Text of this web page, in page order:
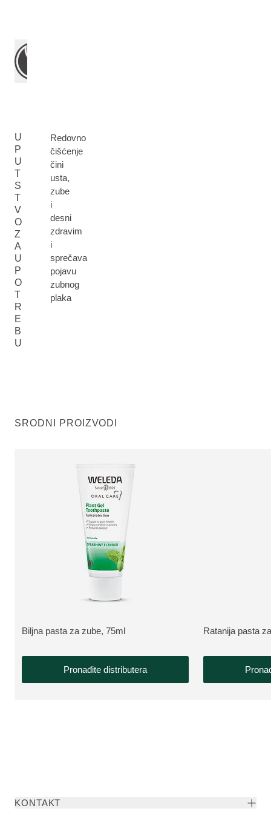
U
P
U
T
S
T
V
O
Z
A
U
P
O
T
R
E
B
U
Redovno
čišćenje
čini
usta,
zube
i
desni
zdravim
i
sprečava
pojavu
zubnog
plaka
SRODNI PROIZVODI
VIŠE INFORMACIJA:
Biljna pasta za zube, 75ml
Pronađite distributera
VIŠE
Ratanija pasta
KONTAKT